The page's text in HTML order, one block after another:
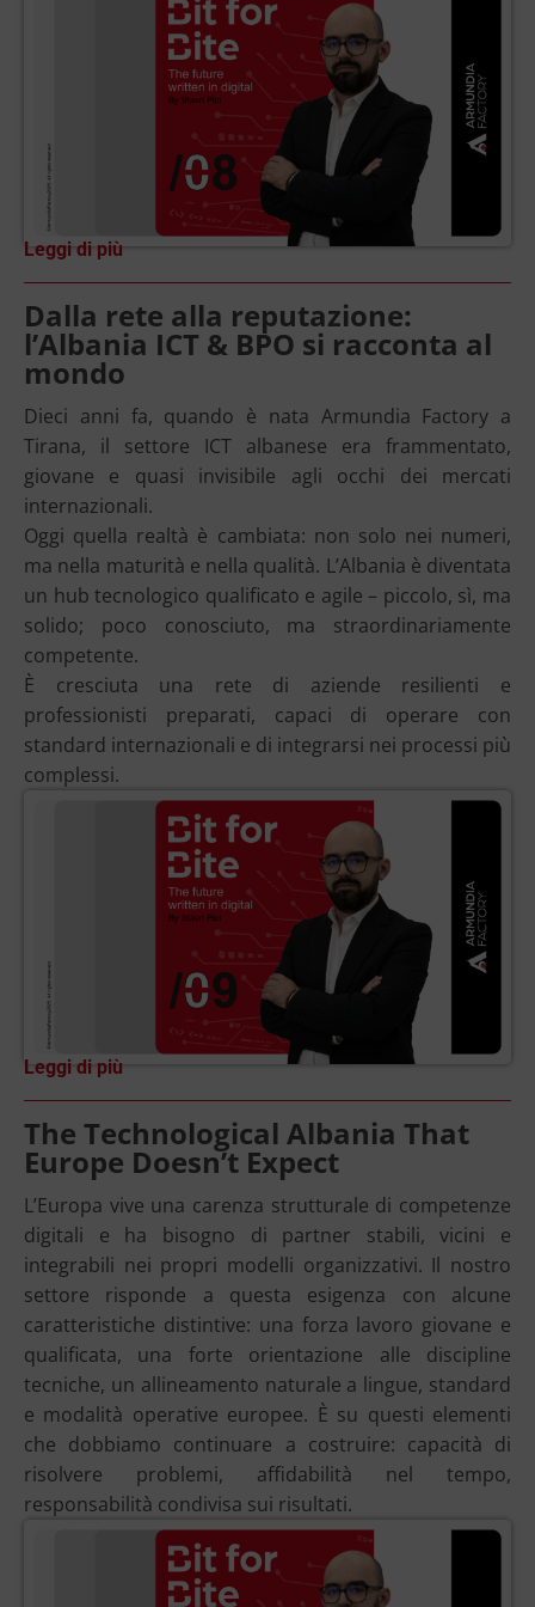
Leggi di più
Dalla rete alla reputazione:
l’Albania ICT & BPO si racconta al
mondo
Dieci anni fa, quando è nata Armundia Factory a
Tirana, il settore ICT albanese era frammentato,
giovane e quasi invisibile agli occhi dei mercati
internazionali.
Oggi quella realtà è cambiata: non solo nei numeri,
ma nella maturità e nella qualità. L’Albania è diventata
un hub tecnologico qualificato e agile – piccolo, sì, ma
solido; poco conosciuto, ma straordinariamente
competente.
È cresciuta una rete di aziende resilienti e
professionisti preparati, capaci di operare con
standard internazionali e di integrarsi nei processi più
complessi.
Leggi di più
The Technological Albania That
Europe Doesn’t Expect
L’Europa vive una carenza strutturale di competenze
digitali e ha bisogno di partner stabili, vicini e
integrabili nei propri modelli organizzativi. Il nostro
settore risponde a questa esigenza con alcune
caratteristiche distintive: una forza lavoro giovane e
qualificata, una forte orientazione alle discipline
tecniche, un allineamento naturale a lingue, standard
e modalità operative europee. È su questi elementi
che dobbiamo continuare a costruire: capacità di
risolvere problemi, affidabilità nel tempo,
responsabilità condivisa sui risultati.